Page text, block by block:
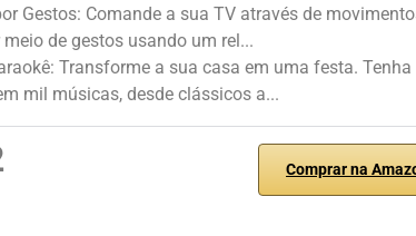
Gestos: Comande a sua TV através de
de gestos usando um rel...
Transforme a sua casa em uma festa. Tenha
mil músicas, desde clássicos a...
Comprar na